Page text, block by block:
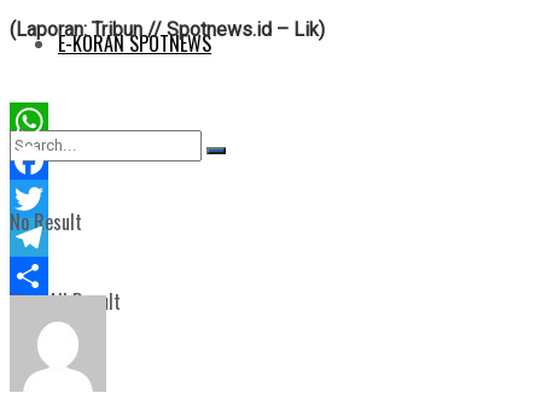
E-KORAN SPOTNEWS
No Result
View All Result
(Laporan: Tribun // Spotnews.id – Lik)
WhatsApp
Facebook
Twitter
Telegram